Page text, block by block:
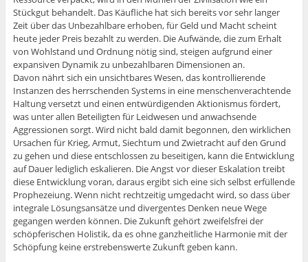
Stückgut behandelt. Das Käufliche hat sich bereits vor sehr langer
Zeit über das Unbezahlbare erhoben, für Geld und Macht scheint
heute jeder Preis bezahlt zu werden. Die Aufwände, die zum Erhalt
von Wohlstand und Ordnung nötig sind, steigen aufgrund einer
expansiven Dynamik zu unbezahlbaren Dimensionen an.
Davon nährt sich ein unsichtbares Wesen, das kontrollierende
Instanzen des herrschenden Systems in eine menschenverachtende
Haltung versetzt und einen entwürdigenden Aktionismus fördert,
was unter allen Beteiligten für Leidwesen und anwachsende
Aggressionen sorgt. Wird nicht bald damit begonnen, den wirklichen
Ursachen für Krieg, Armut, Siechtum und Zwietracht auf den Grund
zu gehen und diese entschlossen zu beseitigen, kann die Entwicklung
auf Dauer lediglich eskalieren. Die Angst vor dieser Eskalation treibt
diese Entwicklung voran, daraus ergibt sich eine sich selbst erfüllende
Prophezeiung. Wenn nicht rechtzeitig umgedacht wird, so dass über
integrale Lösungsansätze und divergentes Denken neue Wege
gegangen werden können. Die Zukunft gehört zweifelsfrei der
schöpferischen Holistik, da es ohne ganzheitliche Harmonie mit der
Schöpfung keine erstrebenswerte Zukunft geben kann.